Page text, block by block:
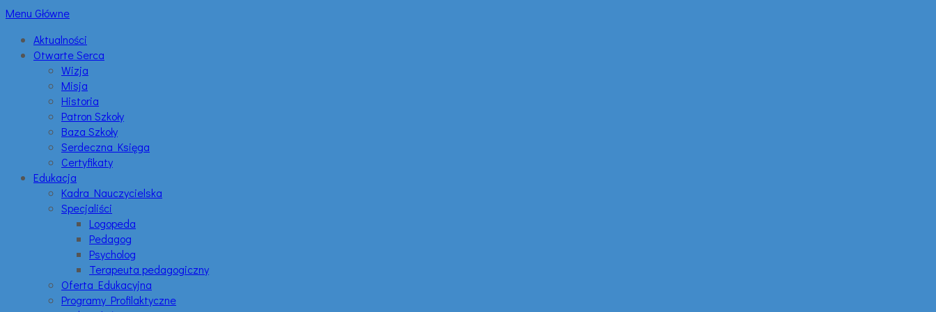
Menu Główne
Aktualności
Otwarte Serca
Wizja
Misja
Historia
Patron Szkoły
Baza Szkoły
Serdeczna Księga
Certyfikaty
Edukacja
Kadra Nauczycielska
Specjaliści
Logopeda
Pedagog
Psycholog
Terapeuta pedagogiczny
Oferta Edukacyjna
Programy Profilaktyczne